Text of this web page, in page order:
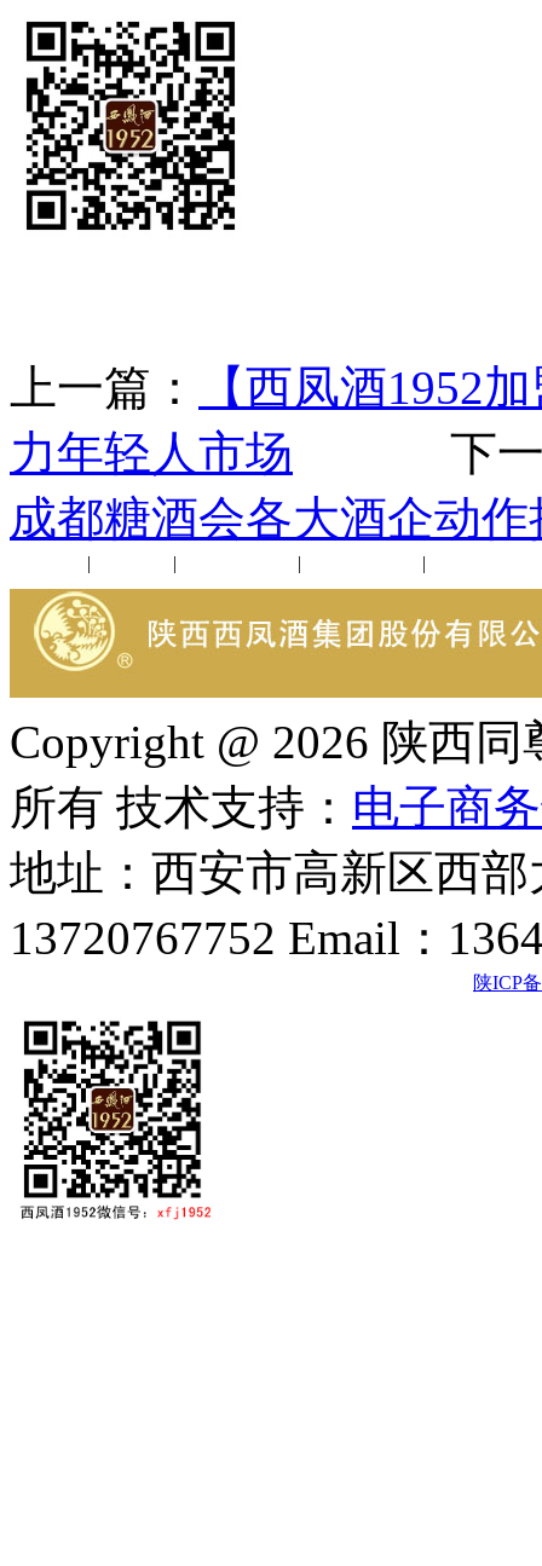
上一篇：
【西凤酒1952
力年轻人市场 下一
成都糖酒会各大酒企动
| | | |
Copyright @ 2026 陕西
所有 技术支持： 电子商
地址：西安市高新区西
13720767752 Email：
陕ICP